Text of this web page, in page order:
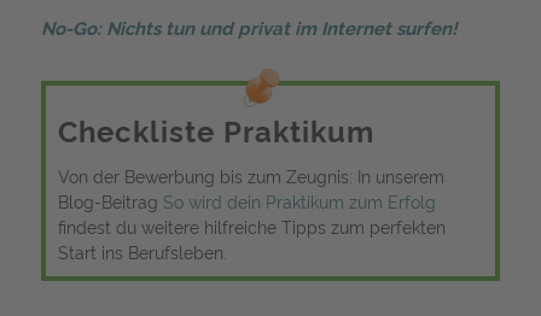
No-Go: Nichts tun und privat im Internet surfen!
Checkliste Praktikum
Von der Bewerbung bis zum Zeugnis: In unserem
Blog-Beitrag So wird dein Praktikum zum Erfolg
findest du weitere hilfreiche Tipps zum perfekten
Start ins Berufsleben.